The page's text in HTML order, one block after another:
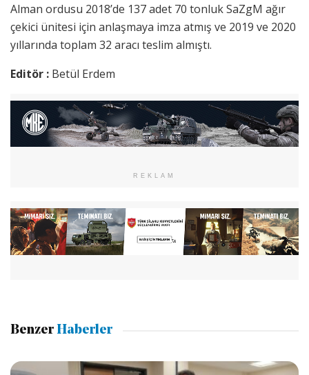
Alman ordusu 2018’de 137 adet 70 tonluk SaZgM ağır
çekici ünitesi için anlaşmaya imza atmış ve 2019 ve 2020
yıllarında toplam 32 aracı teslim almıştı.
Editör : Betül Erdem
REKLAM
Benzer Haberler